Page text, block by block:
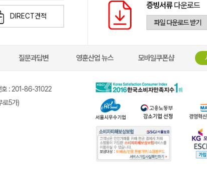
DIRECT견적
증빙서류다운로드
질문과답변 영훈산업 뉴스 모바일쿠폰샵
호 : 201-86-31022
로5가)